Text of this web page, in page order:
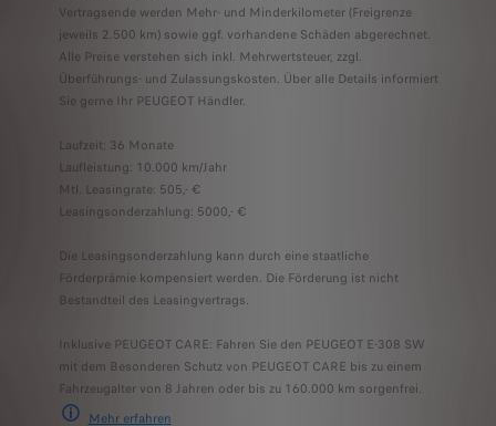
Vertragsende werden Mehr- und Minderkilometer (Freigrenze
jeweils 2.500 km) sowie ggf. vorhandene Schäden abgerechnet.
Alle Preise verstehen sich inkl. Mehrwertsteuer, zzgl.
Überführungs- und Zulassungskosten. Über alle Details informiert
Sie gerne Ihr PEUGEOT Händler.
Laufzeit: 36 Monate
Laufleistung: 10.000 km/Jahr
Mtl. Leasingrate: 505,- €
Leasingsonderzahlung: 5000,- €
Die Leasingsonderzahlung kann durch eine staatliche
Förderprämie kompensiert werden. Die Förderung ist nicht
Bestandteil des Leasingvertrags.
Inklusive PEUGEOT CARE: Fahren Sie den PEUGEOT E-308 SW
mit dem Besonderen Schutz von PEUGEOT CARE bis zu einem
Fahrzeugalter von 8 Jahren oder bis zu 160.000 km sorgenfrei.
Mehr erfahren